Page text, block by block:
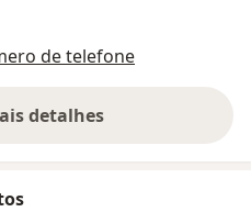
de telefone
detalhes
sobre o endereço